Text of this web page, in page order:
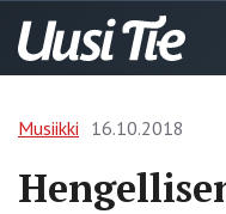
Musiikki 16.10.2018